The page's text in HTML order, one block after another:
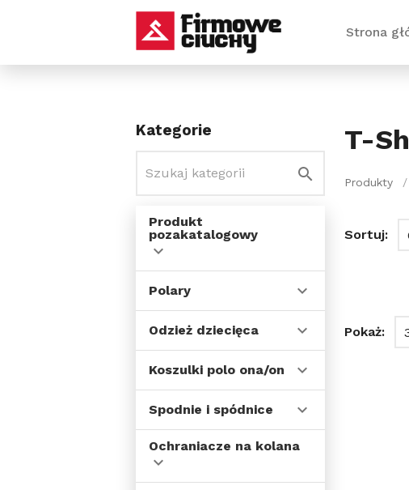
Strona
Kategorie
Produkt
pozakatalogowy
Polary
Odzież dziecięca
Koszulki polo ona/on
Spodnie i spódnice
Ochraniacze na kolana
T-
Produkty /
Sortuj:
Pokaż: